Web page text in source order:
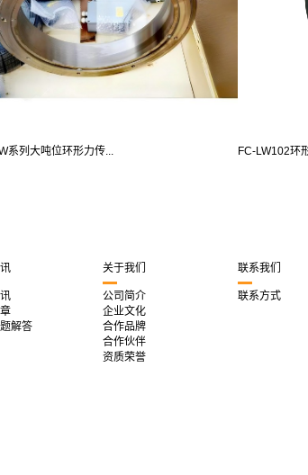
系列大吨位环形力传...
FC-LW102环
解答
关于我们
公司简介
企业文化
合作品牌
合作伙伴
资质荣誉
联系我们
联系方式